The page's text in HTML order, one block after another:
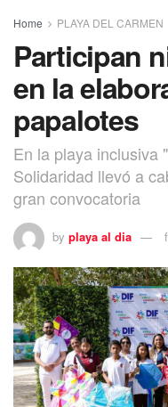
Home PLAYA DEL CARMEN
Participan
en la
papalotes
En la playa inclusiva
Solidaridad llevó a
gran convocatoria
by playa al dia